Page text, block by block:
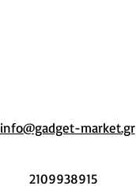
info@gadget-market.gr
2109938915